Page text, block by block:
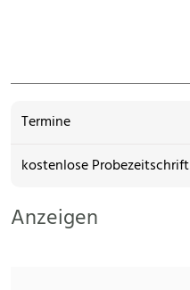
Termine
kostenlose Probezeitschrift
Anzeigen